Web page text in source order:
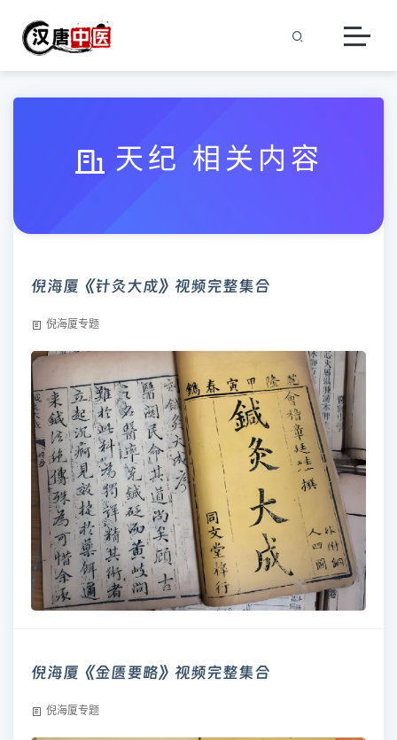
天纪 相关内容
倪海厦《针灸大成》视频完整集合
倪海厦专题
倪海厦《金匮要略》视频完整集合
倪海厦专题